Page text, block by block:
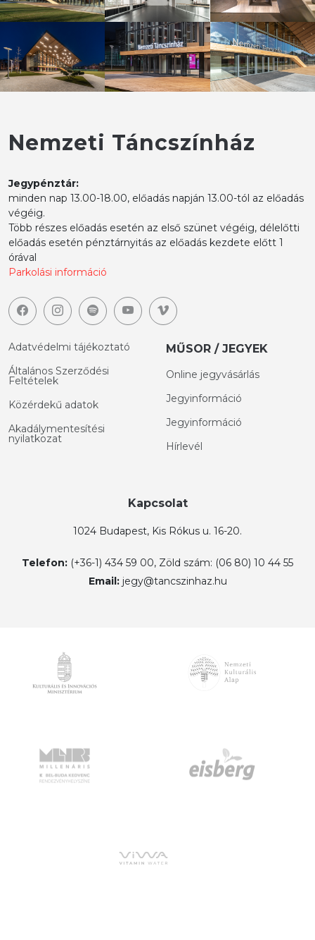
Nemzeti Táncszínház
Jegypénztár:
minden nap 13.00-18.00, előadás napján 13.00-tól az előadás
végéig.
Több részes előadás esetén az első szünet végéig, délelőtti
előadás esetén pénztárnyitás az előadás kezdete előtt 1
órával
Parkolási információ
Adatvédelmi tájékoztató
Általános Szerződési
Feltételek
Közérdekű adatok
Akadálymentesítési
nyilatkozat
MŰSOR / JEGYEK
Online jegyvásárlás
Jegyinformáció
Jegyinformáció
Hírlevél
Kapcsolat
1024 Budapest, Kis Rókus u. 16-20.
Telefon: (+36-1) 434 59 00, Zöld szám: (06 80) 10 44 55
Email: jegy@tancszinhaz.hu